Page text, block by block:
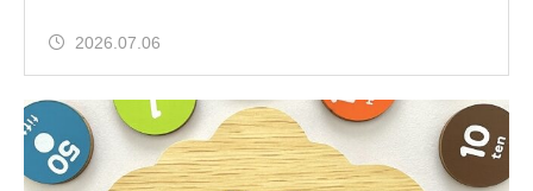
2026.07.06